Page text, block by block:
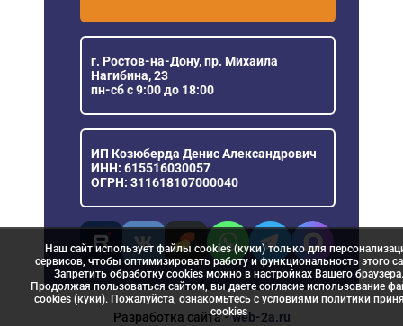
г. Ростов-на-Дону, пр. Михаила
Нагибина, 23
пн-сб с 9:00 до 18:00
ИП Козюберда Денис Александрович
ИНН: 615516030057
ОГРН: 311618107000040
Разработка сайта- web-2a.ru
Наш сайт использует файлы cookies (куки) только для
сервисов, чтобы оптимизировать работу и функциональность этого
Запретить обработку cookies можно в настройках Вашего браузера.
Продолжая пользоваться сайтом, вы даете согласие использование
cookies (куки). Пожалуйста, ознакомьтесь с условиями политики
сookies